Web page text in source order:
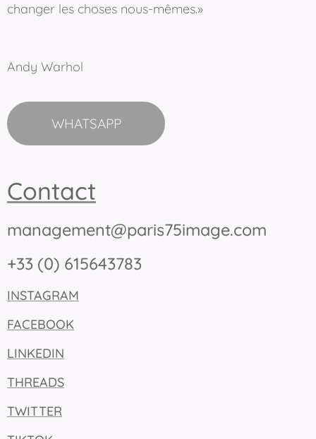
changer les choses nous-mêmes.»
Andy Warhol
WHATSAPP
Contact
management@paris75image.com
+33 (0) 615643783
INSTAGRAM
FACEBOOK
LINKEDIN
THREADS
TWITTER